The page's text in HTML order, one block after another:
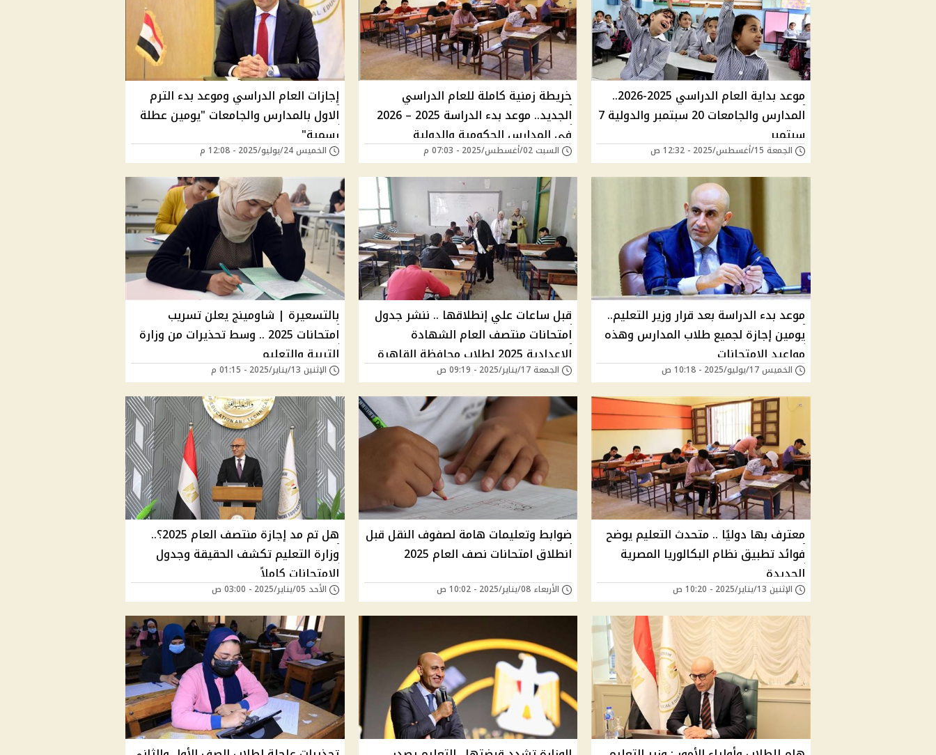
موعد بداية العام الدراسي 2025-2026..
المدارس والجامعات 20 سبتمبر والدولية 7
سبتمبر
الجمعة 15/أغسطس/2025 - 12:32 ص
خريطة زمنية كاملة للعام الدراسي
الجديد.. موعد بدء الدراسة 2025 – 2026
في المدارس الحكومية والدولية
السبت 02/أغسطس/2025 - 07:03 م
إجازات العام الدراسي وموعد بدء الترم
الاول بالمدارس والجامعات "يومين عطلة
رسمية"
الخميس 24/يوليو/2025 - 12:08 م
موعد بدء الدراسة بعد قرار وزير التعليم..
يومين إجازة لجميع طلاب المدارس وهذه
مواعيد الامتحانات
الخميس 17/يوليو/2025 - 10:18 ص
قبل ساعات علي إنطلاقها .. ننشر جدول
امتحانات منتصف العام الشهادة
الإعدادية 2025 لطلاب محافظة القاهرة
الجمعة 17/يناير/2025 - 09:19 ص
بالتسعيرة | شاومينج يعلن تسريب
امتحانات 2025 .. وسط تحذيرات من وزارة
التربية والتعليم
الإثنين 13/يناير/2025 - 01:15 م
معترف بها دوليًا .. متحدث التعليم يوضح
فوائد تطبيق نظام البكالوريا المصرية
الجديدة
الإثنين 13/يناير/2025 - 10:20 ص
ضوابط وتعليمات هامة لصفوف النقل قبل
انطلاق امتحانات نصف العام 2025
الأربعاء 08/يناير/2025 - 10:02 ص
هل تم مد إجازة منتصف العام 2025؟..
وزارة التعليم تكشف الحقيقة وجدول
الامتحانات كاملاً
الأحد 05/يناير/2025 - 03:00 ص